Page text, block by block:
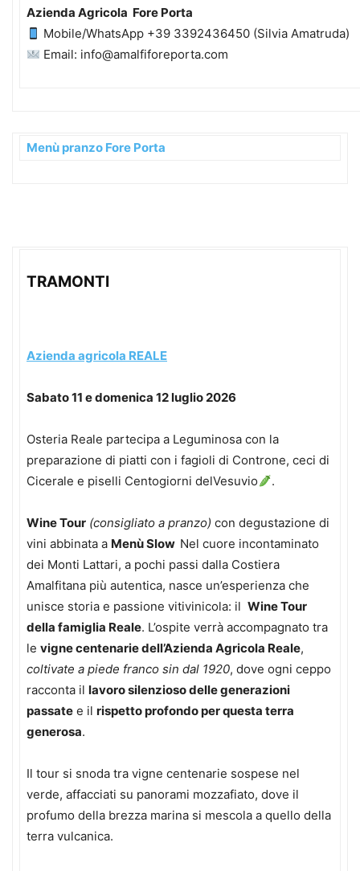
Azienda Agricola Fore Porta
Mobile/WhatsApp +39 3392436450 (Silvia Amatruda)
Email: info@amalfiforeporta.com
Menù pranzo Fore Porta
TRAMONTI
Azienda agricola REALE
Sabato 11 e domenica 12 luglio 2026
Osteria Reale partecipa a Leguminosa con la
preparazione di piatti con i fagioli di Controne, ceci di
Cicerale e piselli Centogiorni delVesuvio
.
Wine Tour (consigliato a pranzo) con degustazione di
vini abbinata a Menù Slow Nel cuore incontaminato
dei Monti Lattari, a pochi passi dalla Costiera
Amalfitana più autentica, nasce un’esperienza che
unisce storia e passione vitivinicola: il Wine Tour
della famiglia Reale. L’ospite verrà accompagnato tra
le vigne centenarie dell’Azienda Agricola Reale,
coltivate a piede franco sin dal 1920, dove ogni ceppo
racconta il lavoro silenzioso delle generazioni
passate e il rispetto profondo per questa terra
generosa.
Il tour si snoda tra vigne centenarie sospese nel
verde, affacciati su panorami mozzafiato, dove il
profumo della brezza marina si mescola a quello della
terra vulcanica.